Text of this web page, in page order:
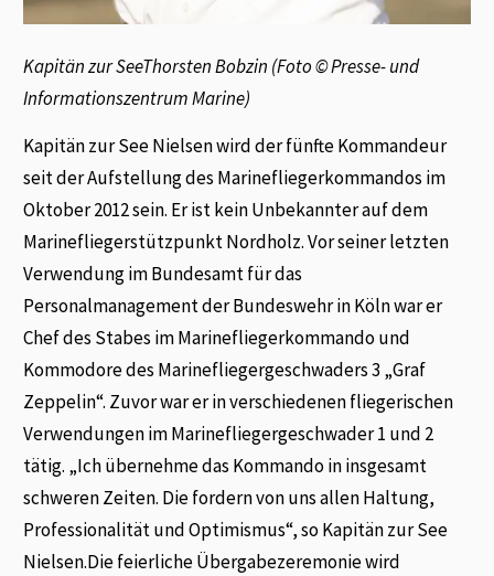
Kapitän zur SeeThorsten Bobzin (Foto © Presse- und
Informationszentrum Marine)
Kapitän zur See Nielsen wird der fünfte Kommandeur
seit der Aufstellung des Marinefliegerkommandos im
Oktober 2012 sein. Er ist kein Unbekannter auf dem
Marinefliegerstützpunkt Nordholz. Vor seiner letzten
Verwendung im Bundesamt für das
Personalmanagement der Bundeswehr in Köln war er
Chef des Stabes im Marinefliegerkommando und
Kommodore des Marinefliegergeschwaders 3 „Graf
Zeppelin“. Zuvor war er in verschiedenen fliegerischen
Verwendungen im Marinefliegergeschwader 1 und 2
tätig. „Ich übernehme das Kommando in insgesamt
schweren Zeiten. Die fordern von uns allen Haltung,
Professionalität und Optimismus“, so Kapitän zur See
Nielsen.Die feierliche Übergabezeremonie wird